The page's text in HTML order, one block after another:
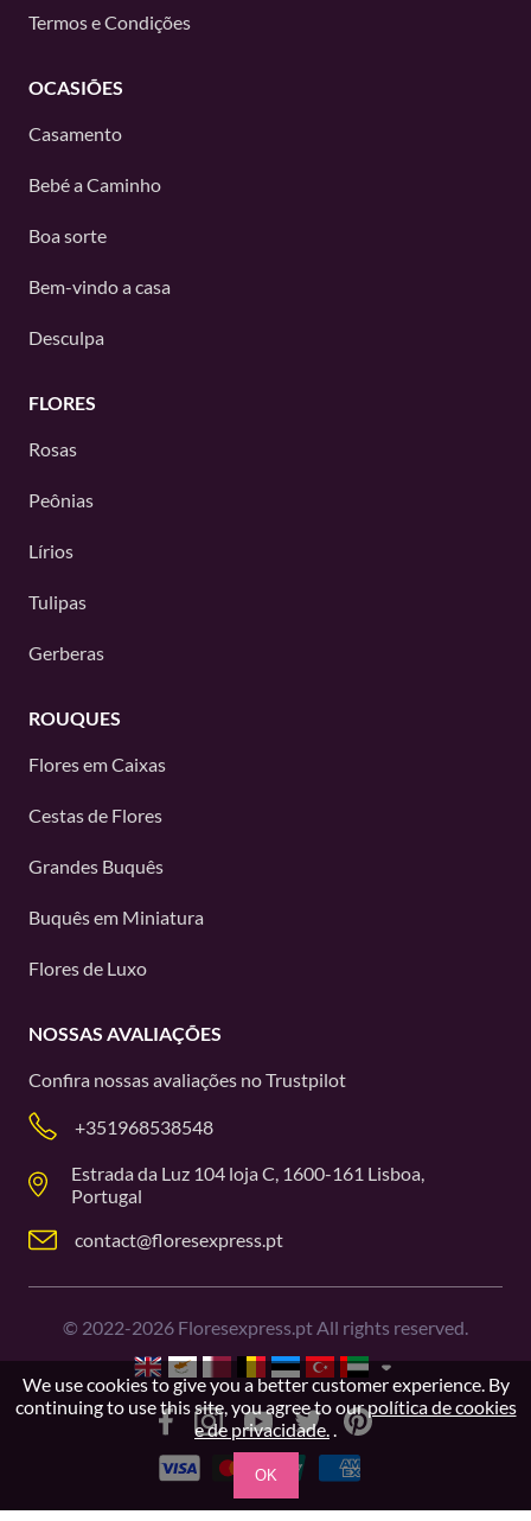
Termos e Condições
OCASIÕES
Casamento
Bebé a Caminho
Boa sorte
Bem-vindo a casa
Desculpa
FLORES
Rosas
Peônias
Lírios
Tulipas
Gerberas
ROUQUES
Flores em Caixas
Cestas de Flores
Grandes Buquês
Buquês em Miniatura
Flores de Luxo
NOSSAS AVALIAÇÕES
Confira nossas avaliações noTrustpilot
+351968538548
Estrada da Luz 104 loja C, 1600-161 Lisboa,
Portugal
contact@floresexpress.pt
© 2022-2026 Floresexpress.pt All rights reserved.
We use cookies to give you a better customer experience. By
continuing to use this site, you agree to ourpolítica de cookies
e de privacidade..
OK